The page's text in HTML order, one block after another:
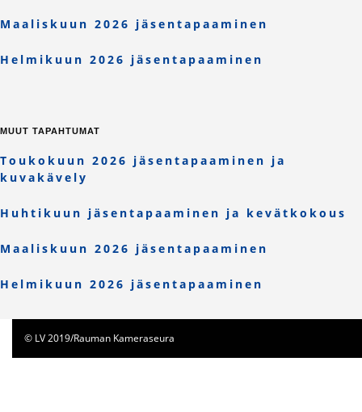
Maaliskuun 2026 jäsentapaaminen
Helmikuun 2026 jäsentapaaminen
MUUT TAPAHTUMAT
Toukokuun 2026 jäsentapaaminen ja
kuvakävely
Huhtikuun jäsentapaaminen ja kevätkokous
Maaliskuun 2026 jäsentapaaminen
Helmikuun 2026 jäsentapaaminen
© LV 2019/Rauman Kameraseura